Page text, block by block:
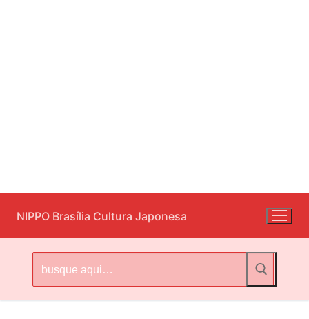
para
o
conteúdo
NIPPO Brasília Cultura Japonesa
por: